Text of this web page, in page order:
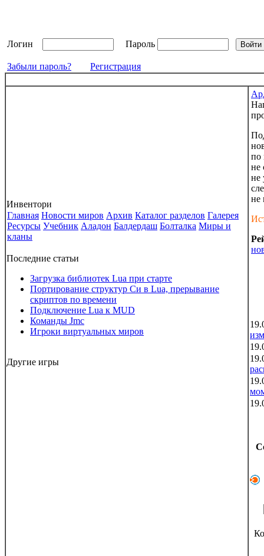
Логин Пароль
Забыли пароль? Регистрация
Инвентори
Главная Новости миров Архив Каталог разделов Галерея
Ресурсы Учебник Аладон Балдердаш Болталка Миры и
кланы
Последние статьи
Загрузка библиотек Lua при старте
Портирование структур Си в Lua, прерывание
скриптов по времени
Подключение Lua к MUD
Команды Jmc
Игроки виртуальных миров
Другие игры
по
не
не
не